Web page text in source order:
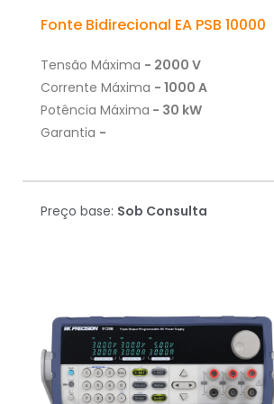
Fonte Bidirecional EA PSB 10000
Tensão Máxima - 2000 V
Corrente Máxima - 1000 A
Potência Máxima - 30 kW
Garantia -
Preço base: Sob Consulta